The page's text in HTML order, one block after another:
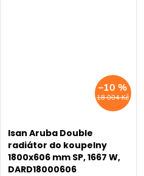
18 004 Kč
–10 %
Isan Aruba Double
radiátor do koupelny
1800x606 mm SP, 1667 W,
DARD18000606